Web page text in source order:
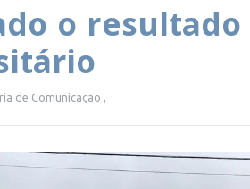
o
de Comunicação ,